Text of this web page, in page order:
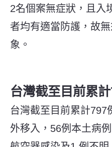
2名個案無症狀，且入
者均有適當防護，故
象。
台灣截至目前累
台灣截至目前累計797
外移入，56例本土病